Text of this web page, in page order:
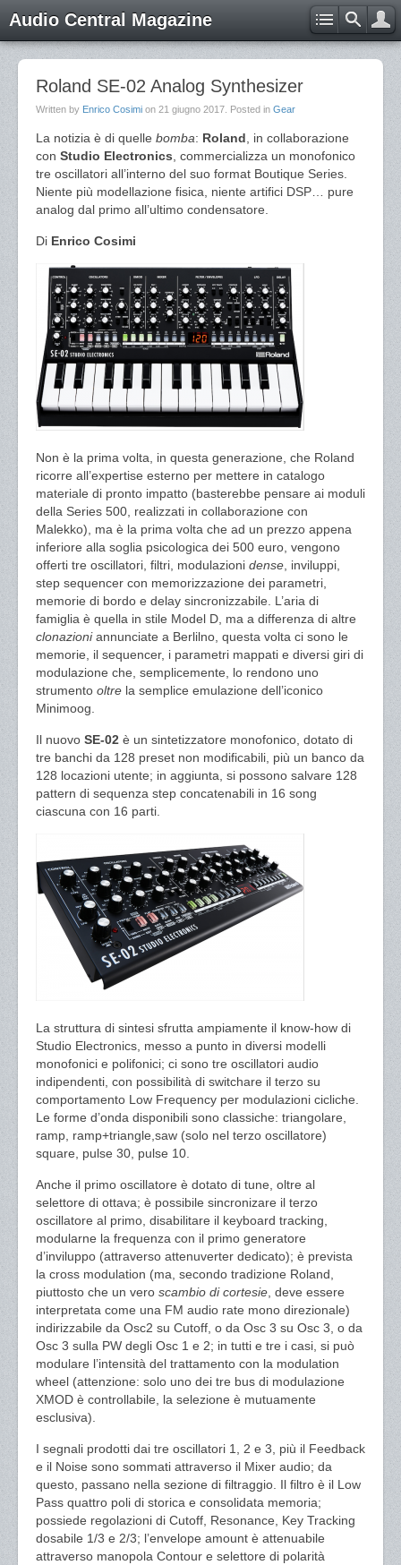
Audio Central Magazine
Roland SE-02 Analog Synthesizer
Written by Enrico Cosimi on 21 giugno 2017 . Posted in Gear
La notizia è di quelle bomba: Roland , in collaborazione
con Studio Electronics , commercializza un monofonico
tre oscillatori all’interno del suo format Boutique Series.
Niente più modellazione fisica, niente artifici DSP… pure
analog dal primo all’ultimo condensatore.
Di Enrico Cosimi
Non è la prima volta, in questa generazione, che Roland
ricorre all’expertise esterno per mettere in catalogo
materiale di pronto impatto (basterebbe pensare ai moduli
della Series 500, realizzati in collaborazione con
Malekko), ma è la prima volta che ad un prezzo appena
inferiore alla soglia psicologica dei 500 euro, vengono
offerti tre oscillatori, filtri, modulazioni dense , inviluppi,
step sequencer con memorizzazione dei parametri,
memorie di bordo e delay sincronizzabile. L’aria di
famiglia è quella in stile Model D, ma a differenza di altre
clonazioniannunciate a Berlilno, questa volta ci sono le
memorie, il sequencer, i parametri mappati e diversi giri di
modulazione che, semplicemente, lo rendono uno
strumento oltre la semplice emulazione dell’iconico
Minimoog.
Il nuovo SE-02 è un sintetizzatore monofonico, dotato di
tre banchi da 128 preset non modificabili, più un banco da
128 locazioni utente; in aggiunta, si possono salvare 128
pattern di sequenza step concatenabili in 16 song
ciascuna con 16 parti.
La struttura di sintesi sfrutta ampiamente il know-how di
Studio Electronics, messo a punto in diversi modelli
monofonici e polifonici; ci sono tre oscillatori audio
indipendenti, con possibilità di switchare il terzo su
comportamento Low Frequency per modulazioni cicliche.
Le forme d’onda disponibili sono classiche: triangolare,
ramp, ramp+triangle,saw (solo nel terzo oscillatore)
square, pulse 30, pulse 10.
Anche il primo oscillatore è dotato di tune, oltre al
selettore di ottava; è possibile sincronizare il terzo
oscillatore al primo, disabilitare il keyboard tracking,
modularne la frequenza con il primo generatore
d’inviluppo (attraverso attenuverter dedicato); è prevista
la cross modulation (ma, secondo tradizione Roland,
piuttosto che un vero scambio di cortesie , deve essere
interpretata come una FM audio rate mono direzionale)
indirizzabile da Osc2 su Cutoff, o da Osc 3 su Osc 3, o da
Osc 3 sulla PW degli Osc 1 e 2; in tutti e tre i casi, si può
modulare l’intensità del trattamento con la modulation
wheel (attenzione: solo uno dei tre bus di modulazione
XMOD è controllabile, la selezione è mutuamente
esclusiva).
I segnali prodotti dai tre oscillatori 1, 2 e 3, più il Feedback
e il Noise sono sommati attraverso il Mixer audio; da
questo, passano nella sezione di filtraggio. Il filtro è il Low
Pass quattro poli di storica e consolidata memoria;
possiede regolazioni di Cutoff, Resonance, Key Tracking
dosabile 1/3 e 2/3; l’envelope amount è attenuabile
attraverso manopola Contour e selettore di polarità